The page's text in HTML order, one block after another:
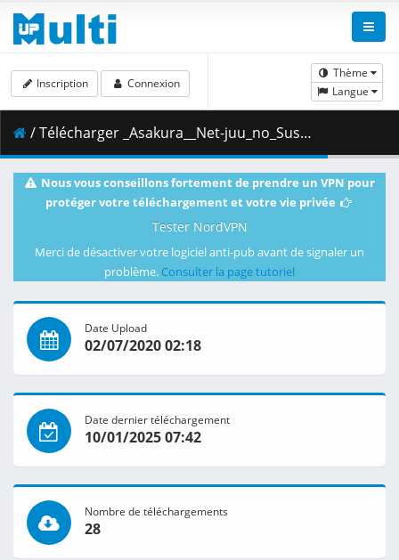
Thème
Langue
Inscription Connexion
/ Télécharger _Asakura__Net-juu_no_Susume_04__22BA7511_.mkv.004 ( 463.27 MB )
Nous vous conseillons fortement de prendre un VPN pour
protéger votre téléchargement et votre vie privée
Tester NordVPN
Merci de désactiver votre logiciel anti-pub avant de signaler un
problème. Consulter la page tutoriel
Date Upload
02/07/2020 02:18
Date dernier téléchargement
10/01/2025 07:42
Nombre de téléchargements
28